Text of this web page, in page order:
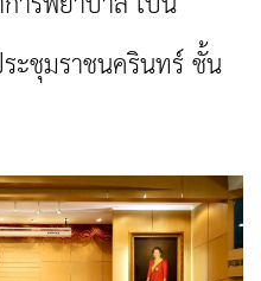
ะชุมราชนครินทร์ ชั้น